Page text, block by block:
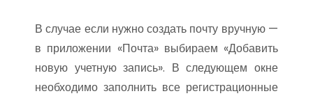
В случае если нужно создать почту вручную —
в приложении «Почта» выбираем «Добавить
новую учетную запись». В следующем окне
необходимо заполнить все регистрационные